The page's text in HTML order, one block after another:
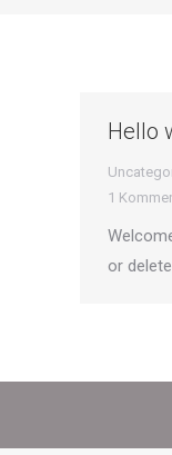
Hello
1
or